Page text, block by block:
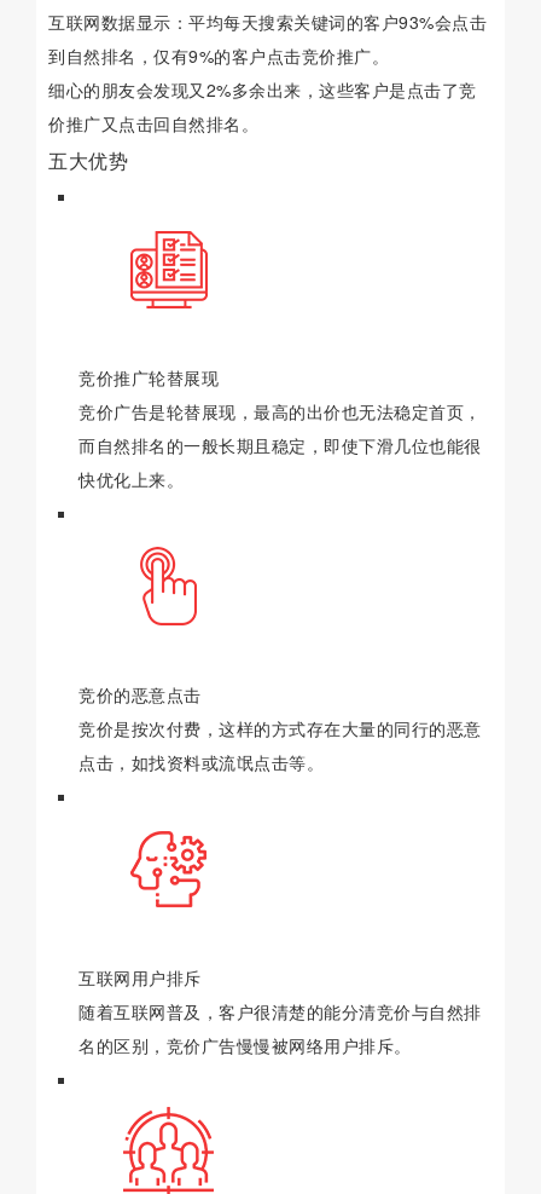
互联网数据显示：平均每天搜索关键词的客户93%会点击
到自然排名，仅有9%的客户点击竞价推广。
细心的朋友会发现又2%多余出来，这些客户是点击了竞
价推广又点击回自然排名。
五大优势
竞价推广轮替展现
竞价广告是轮替展现，最高的出价也无法稳定首页，
而自然排名的一般长期且稳定，即使下滑几位也能很
快优化上来。
竞价的恶意点击
竞价是按次付费，这样的方式存在大量的同行的恶意
点击，如找资料或流氓点击等。
互联网用户排斥
随着互联网普及，客户很清楚的能分清竞价与自然排
名的区别，竞价广告慢慢被网络用户排斥。